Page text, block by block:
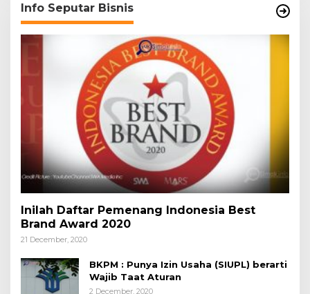
Info Seputar Bisnis
Inilah Daftar Pemenang Indonesia Best
Brand Award 2020
21 December, 2020
BKPM : Punya Izin Usaha (SIUPL) berarti
Wajib Taat Aturan
2 December, 2020